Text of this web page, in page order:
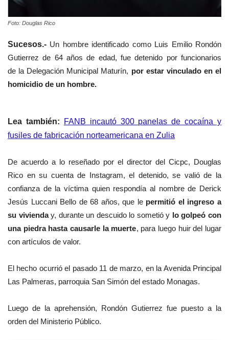
Foto: Douglas Rico
Sucesos.- Un hombre identificado como Luis Emilio Rondón
Gutierrez de 64 años de edad, fue detenido por funcionarios
de la Delegación Municipal Maturín, por estar vinculado en el
homicidio de un hombre.
Lea también:
FANB incautó 300 panelas de cocaína y
fusiles de fabricación norteamericana en Zulia
De acuerdo a lo reseñado por el director del Cicpc, Douglas
Rico en su cuenta de Instagram, el detenido, se valió de la
confianza de la víctima quien respondía al nombre de Derick
Jesús Luccani Bello de 68 años, que le permitió el ingreso a
su vivienday, durante un descuido lo sometió y lo golpeó con
una piedra hasta causarle la muerte, para luego huir del lugar
con artículos de valor.
El hecho ocurrió el pasado 11 de marzo, en la Avenida Principal
Las Palmeras, parroquia San Simón del estado Monagas.
Luego de la aprehensión, Rondón Gutierrez fue puesto a la
orden del Ministerio Público.